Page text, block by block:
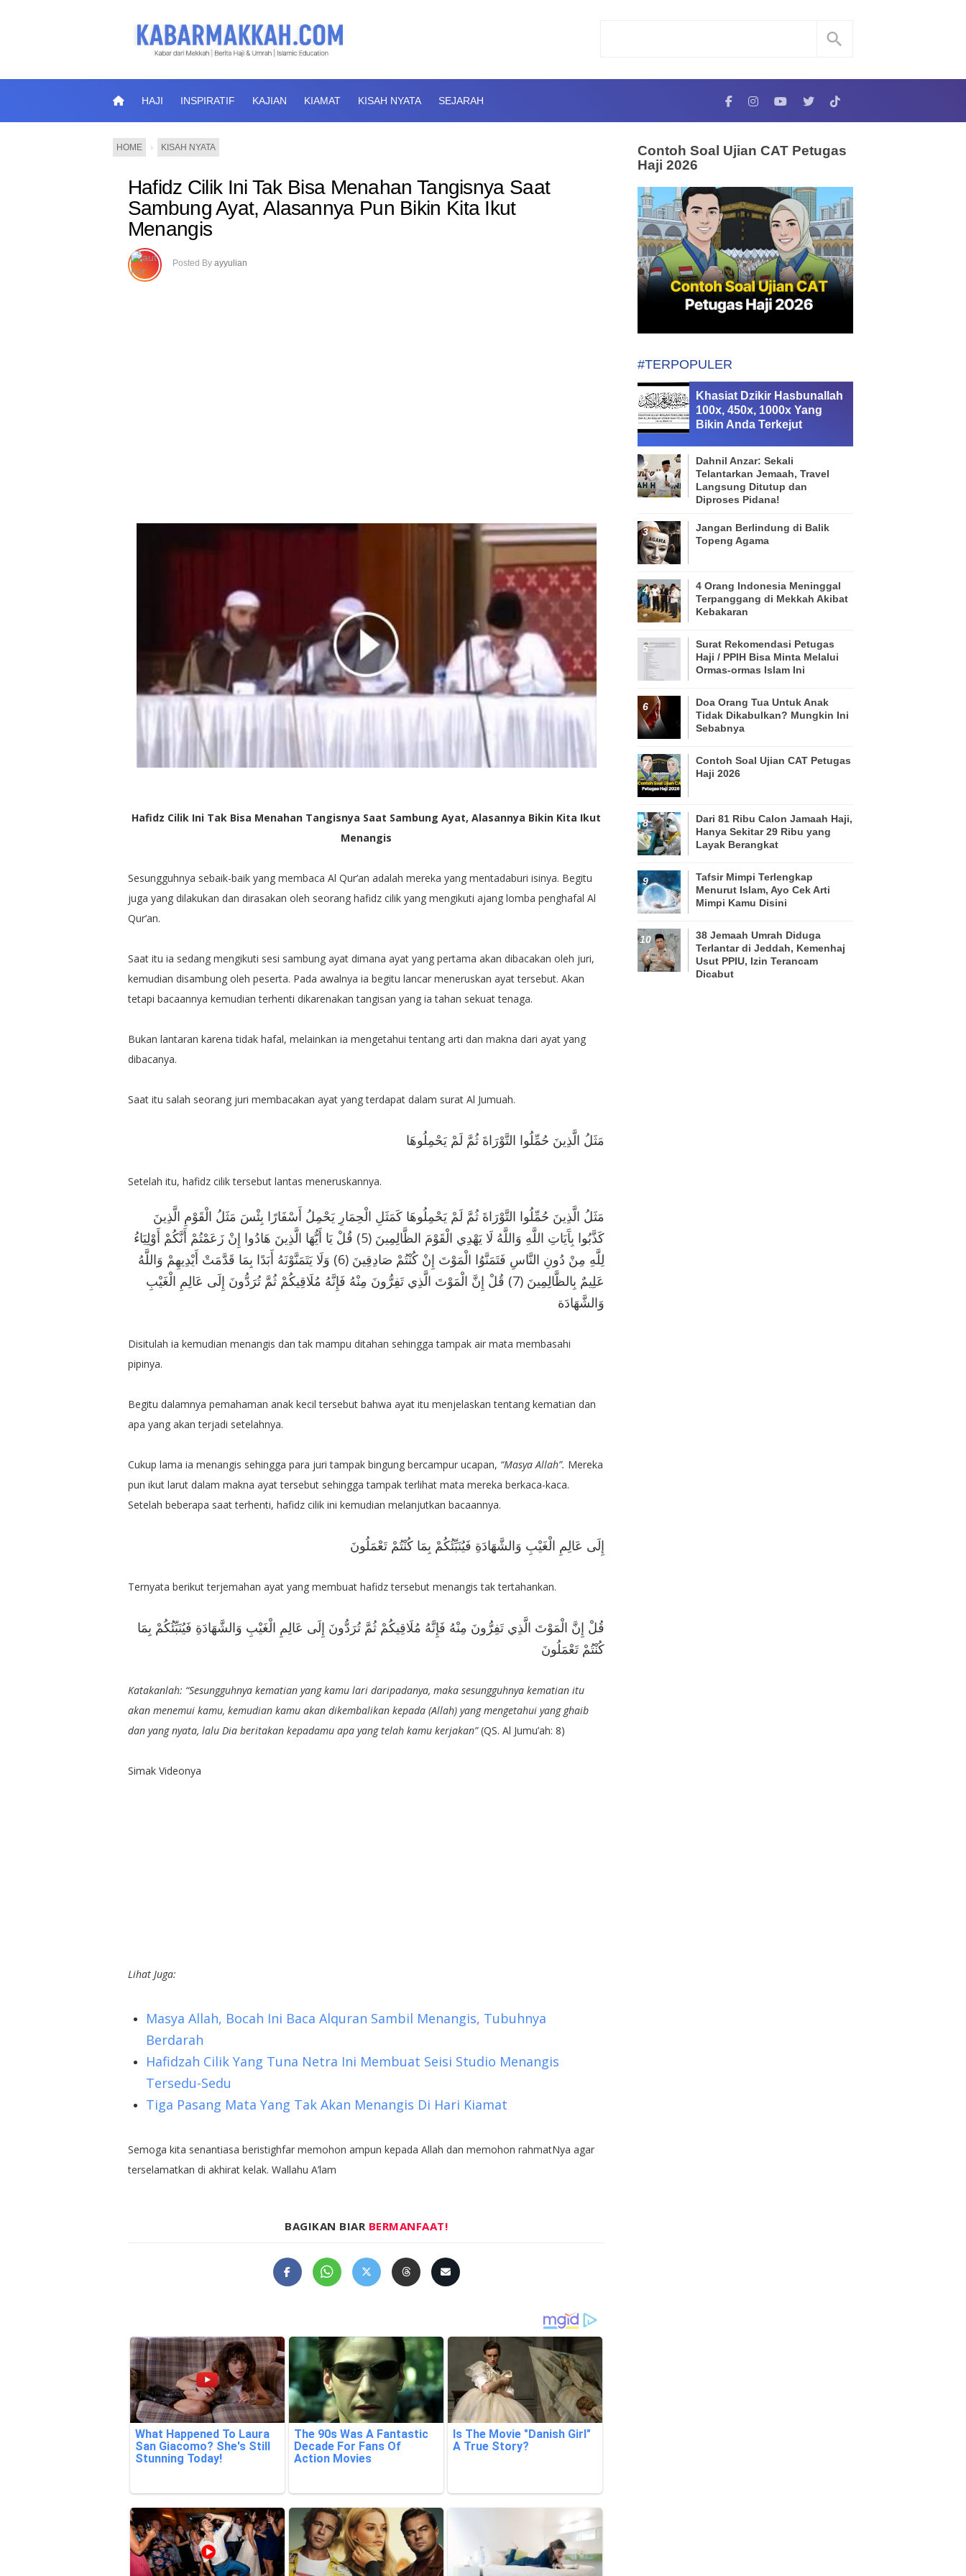
HAJI INSPIRATIF KAJIAN KIAMAT KISAH NYATA SEJARAH
HOME › KISAH NYATA
Hafidz Cilik Ini Tak Bisa Menahan Tangisnya Saat
Sambung Ayat, Alasannya Pun Bikin Kita Ikut
Menangis
Posted By ayyulian
Hafidz Cilik Ini Tak Bisa Menahan Tangisnya Saat Sambung Ayat, Alasannya Bikin Kita Ikut
Menangis
Sesungguhnya sebaik-baik yang membaca Al Qur’an adalah mereka yang mentadaburi isinya. Begitu
juga yang dilakukan dan dirasakan oleh seorang hafidz cilik yang mengikuti ajang lomba penghafal Al
Qur’an.
Saat itu ia sedang mengikuti sesi sambung ayat dimana ayat yang pertama akan dibacakan oleh juri,
kemudian disambung oleh peserta. Pada awalnya ia begitu lancar meneruskan ayat tersebut. Akan
tetapi bacaannya kemudian terhenti dikarenakan tangisan yang ia tahan sekuat tenaga.
Bukan lantaran karena tidak hafal, melainkan ia mengetahui tentang arti dan makna dari ayat yang
dibacanya.
Saat itu salah seorang juri membacakan ayat yang terdapat dalam surat Al Jumuah.
مَثَلُ الَّذِينَ حُمِّلُوا التَّوْرَاةَ ثُمَّ لَمْ يَحْمِلُوهَا
Setelah itu, hafidz cilik tersebut lantas meneruskannya.
مَثَلُ الَّذِينَ حُمِّلُوا التَّوْرَاةَ ثُمَّ لَمْ يَحْمِلُوهَا كَمَثَلِ الْحِمَارِ يَحْمِلُ أَسْفَارًا بِئْسَ مَثَلُ الْقَوْمِ الَّذِينَ
كَذَّبُوا بِآَيَاتِ اللَّهِ وَاللَّهُ لَا يَهْدِي الْقَوْمَ الظَّالِمِينَ (5) قُلْ يَا أَيُّهَا الَّذِينَ هَادُوا إِنْ زَعَمْتُمْ أَنَّكُمْ أَوْلِيَاءُ
لِلَّهِ مِنْ دُونِ النَّاسِ فَتَمَنَّوُا الْمَوْتَ إِنْ كُنْتُمْ صَادِقِينَ (6) وَلَا يَتَمَنَّوْنَهُ أَبَدًا بِمَا قَدَّمَتْ أَيْدِيهِمْ وَاللَّهُ
عَلِيمٌ بِالظَّالِمِينَ (7) قُلْ إِنَّ الْمَوْتَ الَّذِي تَفِرُّونَ مِنْهُ فَإِنَّهُ مُلَاقِيكُمْ ثُمَّ تُرَدُّونَ إِلَى عَالِمِ الْغَيْبِ
وَالشَّهَادَة
Disitulah ia kemudian menangis dan tak mampu ditahan sehingga tampak air mata membasahi
pipinya.
Begitu dalamnya pemahaman anak kecil tersebut bahwa ayat itu menjelaskan tentang kematian dan
apa yang akan terjadi setelahnya.
Cukup lama ia menangis sehingga para juri tampak bingung bercampur ucapan, “Masya Allah”. Mereka
pun ikut larut dalam makna ayat tersebut sehingga tampak terlihat mata mereka berkaca-kaca.
Setelah beberapa saat terhenti, hafidz cilik ini kemudian melanjutkan bacaannya.
إِلَى عَالِمِ الْغَيْبِ وَالشَّهَادَةِ فَيُنَبِّئُكُمْ بِمَا كُنْتُمْ تَعْمَلُونَ
Ternyata berikut terjemahan ayat yang membuat hafidz tersebut menangis tak tertahankan.
قُلْ إِنَّ الْمَوْتَ الَّذِي تَفِرُّونَ مِنْهُ فَإِنَّهُ مُلَاقِيكُمْ ثُمَّ تُرَدُّونَ إِلَى عَالِمِ الْغَيْبِ وَالشَّهَادَةِ فَيُنَبِّئُكُمْ بِمَا
كُنْتُمْ تَعْمَلُونَ
Katakanlah: “Sesungguhnya kematian yang kamu lari daripadanya, maka sesungguhnya kematian itu
akan menemui kamu, kemudian kamu akan dikembalikan kepada (Allah) yang mengetahui yang ghaib
dan yang nyata, lalu Dia beritakan kepadamu apa yang telah kamu kerjakan”(QS. Al Jumu’ah: 8)
Simak Videonya
Lihat Juga:
Masya Allah, Bocah Ini Baca Alquran Sambil Menangis, Tubuhnya
Berdarah
Hafidzah Cilik Yang Tuna Netra Ini Membuat Seisi Studio Menangis
Tersedu-Sedu
Tiga Pasang Mata Yang Tak Akan Menangis Di Hari Kiamat
Semoga kita senantiasa beristighfar memohon ampun kepada Allah dan memohon rahmatNya agar
terselamatkan di akhirat kelak. Wallahu A’lam
BAGIKAN BIAR BERMANFAAT!
Contoh Soal Ujian CAT Petugas
Haji 2026
#TERPOPULER
Khasiat Dzikir Hasbunallah
100x, 450x, 1000x Yang
Bikin Anda Terkejut
Dahnil Anzar: Sekali
Telantarkan Jemaah, Travel
Langsung Ditutup dan
Diproses Pidana!
Jangan Berlindung di Balik
Topeng Agama
4 Orang Indonesia Meninggal
Terpanggang di Mekkah Akibat
Kebakaran
Surat Rekomendasi Petugas
Haji / PPIH Bisa Minta Melalui
Ormas-ormas Islam Ini
Doa Orang Tua Untuk Anak
Tidak Dikabulkan? Mungkin Ini
Sebabnya
Contoh Soal Ujian CAT Petugas
Haji 2026
Dari 81 Ribu Calon Jamaah Haji,
Hanya Sekitar 29 Ribu yang
Layak Berangkat
Tafsir Mimpi Terlengkap
Menurut Islam, Ayo Cek Arti
Mimpi Kamu Disini
38 Jemaah Umrah Diduga
Terlantar di Jeddah, Kemenhaj
Usut PPIU, Izin Terancam
Dicabut